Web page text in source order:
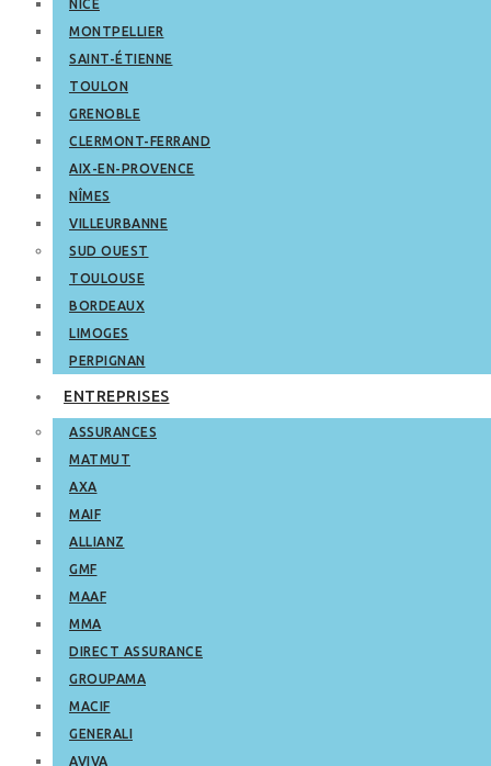
NICE
MONTPELLIER
SAINT-ÉTIENNE
TOULON
GRENOBLE
CLERMONT-FERRAND
AIX-EN-PROVENCE
NÎMES
VILLEURBANNE
SUD OUEST
TOULOUSE
BORDEAUX
LIMOGES
PERPIGNAN
ENTREPRISES
ASSURANCES
MATMUT
AXA
MAIF
ALLIANZ
GMF
MAAF
MMA
DIRECT ASSURANCE
GROUPAMA
MACIF
GENERALI
AVIVA